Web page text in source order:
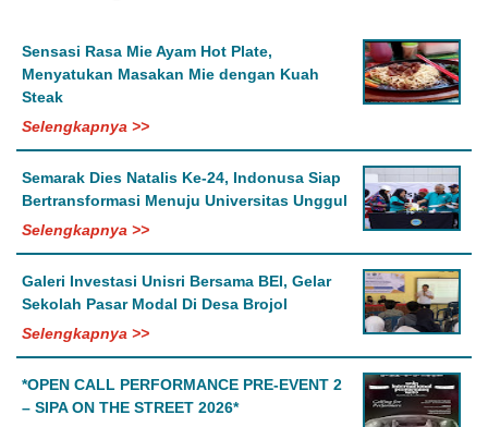
Sensasi Rasa Mie Ayam Hot Plate,
Menyatukan Masakan Mie dengan Kuah
Steak
Selengkapnya >>
Semarak Dies Natalis Ke-24, Indonusa Siap
Bertransformasi Menuju Universitas Unggul
Selengkapnya >>
Galeri Investasi Unisri Bersama BEI, Gelar
Sekolah Pasar Modal Di Desa Brojol
Selengkapnya >>
*OPEN CALL PERFORMANCE PRE-EVENT 2
– SIPA ON THE STREET 2026*